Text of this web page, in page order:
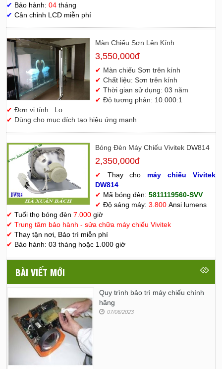
✔ Bảo hành: 04 tháng
✔ Cân chỉnh LCD miễn phí
Màn Chiếu Sơn Lên Kính
3,550,000đ
✔ Màn chiếu Sơn trên kính
✔ Chất liệu: Sơn trên kính
✔ Thời gian sử dụng: 03 năm
✔ Độ tương phản: 10.000:1
✔ Đơn vị tính: Lọ
✔ Dùng cho mục đích tạo hiệu ứng mạnh
Bóng Đèn Máy Chiếu Vivitek DW814
2,350,000đ
✔ Thay cho máy chiếu Vivitek
DW814
✔ Mã bóng đèn: 5811119560-SVV
✔ Độ sáng máy: 3.800Ansi lumens
✔ Tuổi thọ bóng đèn 7.000 giờ
✔ Trung tâm bảo hành - sửa chữa máy chiếu Vivitek
✔ Thay tận nơi, Bảo trì miễn phí
✔ Bảo hành: 03 tháng hoặc 1.000 giờ
BÀI VIẾT MỚI
Quy trình bảo trì máy chiếu chính
hãng
07/06/2023